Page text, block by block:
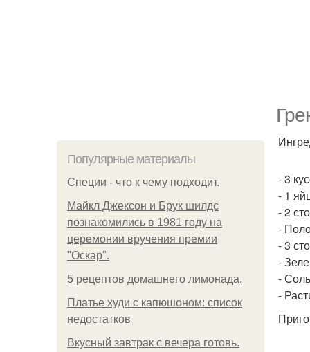
Популярные материалы
Специи - что к чему подходит.
Майкл Джексон и Брук шилдс
познакомились в 1981 году на
церемонии вручения премии
"Оскар".
5 рецептов домашнего лимонада.
Платье худи с капюшоном: список
недостатков
Вкусный завтрак с вечера готовь.
- 3
- 1
- 2
-
- 3
-
-
-